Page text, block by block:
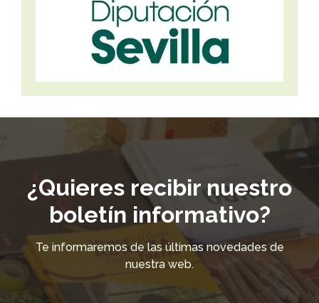
¿Quieres recibir nuestro
boletín informativo?
Te informaremos de las últimas novedades de
nuestra web.